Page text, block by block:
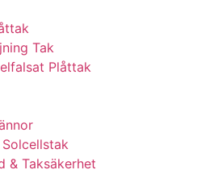
Tak
Plåttak
& Taksäkerhet